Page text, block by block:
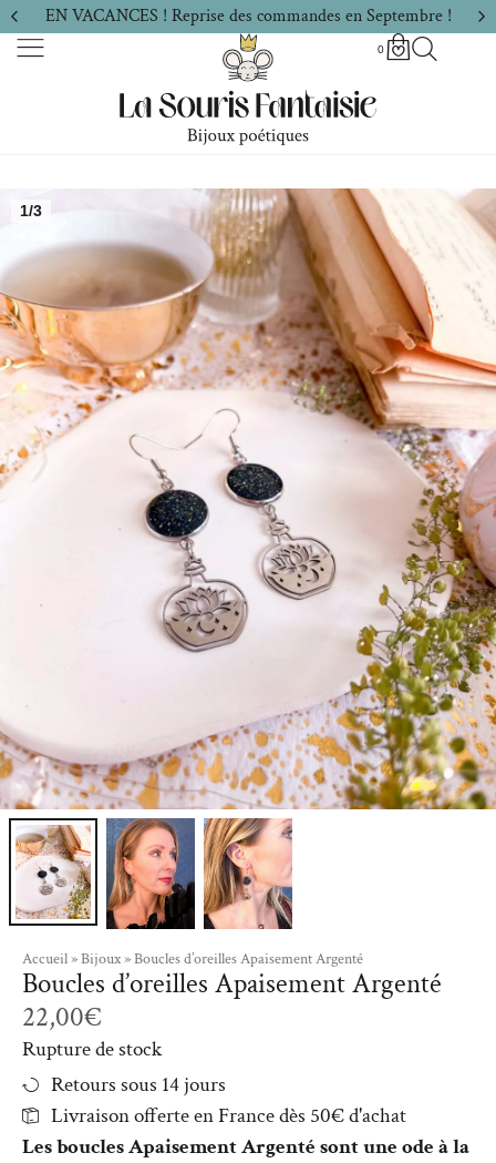
EN VACANCES ! Reprise des commandes en Septembre !
0
1/3
Accueil»Bijoux»Boucles d’oreilles Apaisement Argenté
Boucles d’oreilles Apaisement Argenté
22,00€
Rupture de stock
Retours sous 14 jours
Livraison offerte en France dès 50€ d'achat
Les boucles Apaisement Argenté sont une ode à la